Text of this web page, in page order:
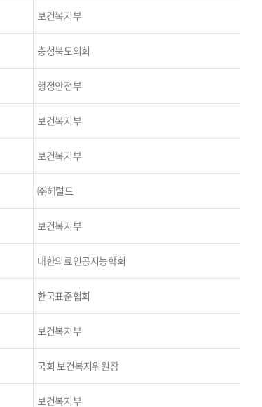
보건복지부
충청북도의회
행정안전부
보건복지부
보건복지부
㈜헤럴드
보건복지부
대한의료인공지능학회
한국표준협회
보건복지부
국회 보건복지위원장
보건복지부